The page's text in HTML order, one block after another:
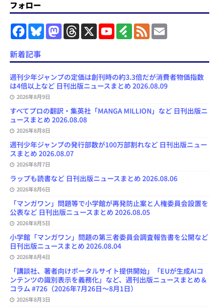
フォロー
F
a
e
b
o
k
B
s
y
M
a
o
o
n
T
h
a
s
X
Y
o
u
e
C
h
n
n
F
e
l
F
e
l
新着記事
週刊少年ジャンプの定価は創刊時の約3.3倍だが消費者物価指数
は4倍以上など 日刊出版ニュースまとめ 2026.08.09
2026年8月9日
すべてプロの翻訳・集英社「MANGA MILLION」など 日刊出版ニ
ュースまとめ 2026.08.08
2026年8月8日
週刊少年ジャンプの発行部数が100万部割れなど 日刊出版ニュー
スまとめ 2026.08.07
2026年8月7日
ラップも読書など 日刊出版ニュースまとめ 2026.08.06
2026年8月6日
「マンガワン」問題等で小学館が再発防止案と人権委員会設置を
公表など 日刊出版ニュースまとめ 2026.08.05
2026年8月5日
小学館「マンガワン」問題の第三者委員会調査報告書を公開など
日刊出版ニュースまとめ 2026.08.04
2026年8月4日
「講談社、著者向けポータルサイト提供開始」「EUが生成AIコ
ンテンツの識別表示を義務化」など、週刊出版ニュースまとめ＆
コラム #726（2026年7月26日～8月1日）
2026年8月3日